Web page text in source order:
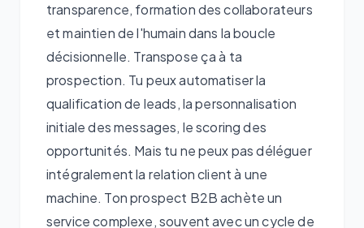
transparence, formation des collaborateurs
et maintien de l'humain dans la boucle
décisionnelle. Transpose ça à ta
prospection. Tu peux automatiser la
qualification de leads, la personnalisation
initiale des messages, le scoring des
opportunités. Mais tu ne peux pas déléguer
intégralement la relation client à une
machine. Ton prospect B2B achète un
service complexe, souvent avec un cycle de